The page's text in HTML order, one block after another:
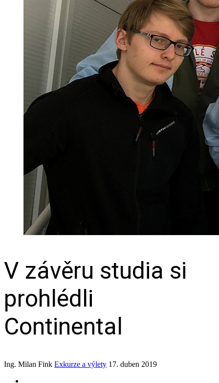
V závěru studia si
prohlédli
Continental
Ing. Milan Fink Exkurze a výlety 17. duben 2019